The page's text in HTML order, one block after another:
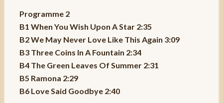
Programme 2
B1 When You Wish Upon A Star 2:35
B2 We May Never Love Like This Again 3:09
B3 Three Coins In A Fountain 2:34
B4 The Green Leaves Of Summer 2:31
B5 Ramona 2:29
B6 Love Said Goodbye 2:40